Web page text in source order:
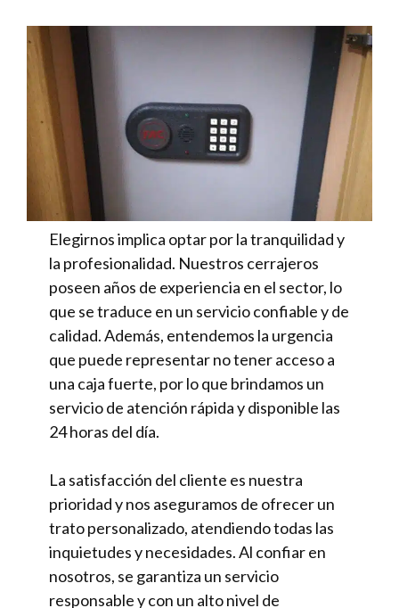
Elegirnos implica optar por la tranquilidad y
la profesionalidad. Nuestros cerrajeros
poseen años de experiencia en el sector, lo
que se traduce en un servicio confiable y de
calidad. Además, entendemos la urgencia
que puede representar no tener acceso a
una caja fuerte, por lo que brindamos un
servicio de atención rápida y disponible las
24 horas del día.
La satisfacción del cliente es nuestra
prioridad y nos aseguramos de ofrecer un
trato personalizado, atendiendo todas las
inquietudes y necesidades. Al confiar en
nosotros, se garantiza un servicio
responsable y con un alto nivel de